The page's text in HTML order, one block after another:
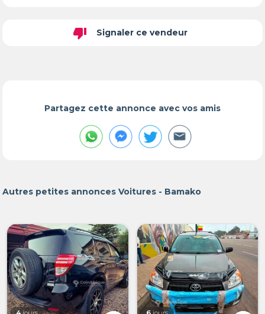
thumb_down Signaler ce vendeur
Partagez cette annonce avec vos amis
Autres petites annonces Voitures - Bamako